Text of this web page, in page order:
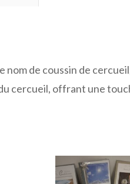
nom de coussin de
cercueil, offrant une